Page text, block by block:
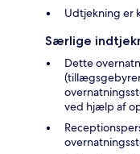
Udtjekning er
Særlige
Dette
ved hjælp af